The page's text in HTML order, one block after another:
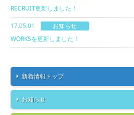
RECRUIT更新しました！
17.05.01
お知らせ
WORKSを更新しました！
新着情報トップ
お知らせ